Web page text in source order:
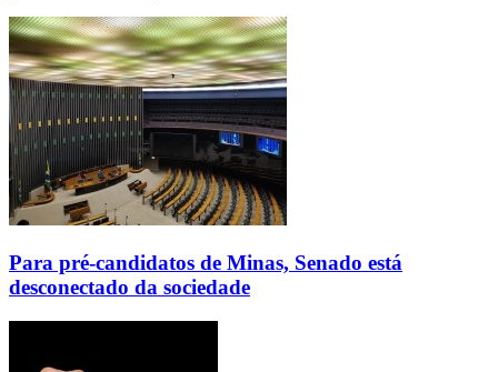
Para pré-candidatos de Minas, Senado está
desconectado da sociedade